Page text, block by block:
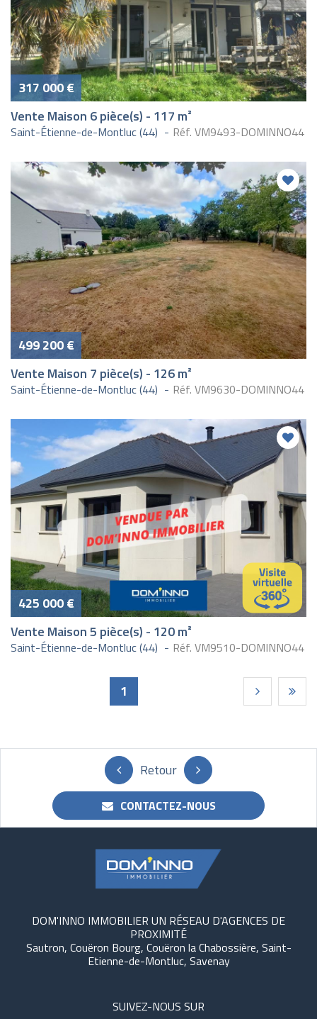
317 000 €
Vente Maison 6 pièce(s) - 117 m²
Saint-Étienne-de-Montluc (44) Réf. VM9493-DOMINNO44
499 200 €
Vente Maison 7 pièce(s) - 126 m²
Saint-Étienne-de-Montluc (44) Réf. VM9630-DOMINNO44
425 000 €
Vente Maison 5 pièce(s) - 120 m²
Saint-Étienne-de-Montluc (44) Réf. VM9510-DOMINNO44
1
Retour
CONTACTEZ-NOUS
DOM'INNO IMMOBILIER UN RÉSEAU D'AGENCES DE
PROXIMITÉ
Sautron, Couëron Bourg, Couëron la Chabossière, Saint-
Etienne-de-Montluc, Savenay
SUIVEZ-NOUS SUR